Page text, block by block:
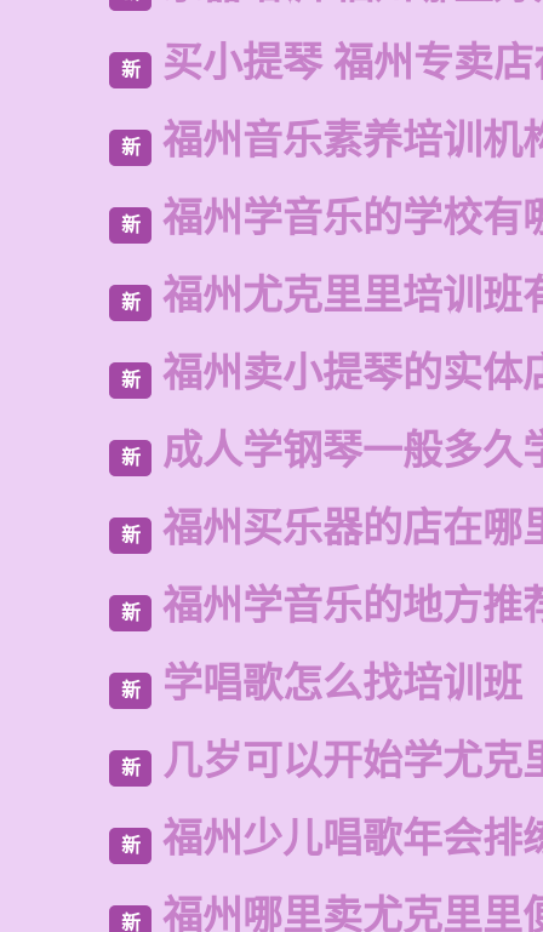
新 买小提琴 福州专卖
新 福州音乐素养培训机
新 福州学音乐的学校有
新 福州尤克里里培训班
新 福州卖小提琴的实体
新 成人学钢琴一般多久
新 福州买乐器的店在哪
新 福州学音乐的地方推
新 学唱歌怎么找培训班
新 几岁可以开始学尤克
新 福州少儿唱歌年会排
新 福州哪里卖尤克里里